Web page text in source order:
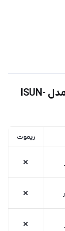
جدول انواع مدل های لوستر سقفی مدل ISUN-
ریموت
❌
❌
❌